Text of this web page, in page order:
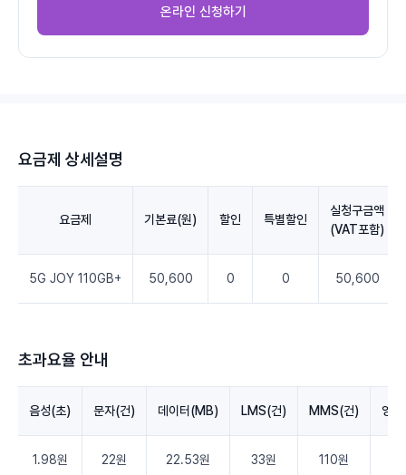
온라인 신청하기
요금제 상세설명
요금제 기본료(원) 할인 특별할인
실청구금액
(VAT포함)
5G JOY 110GB+ 50,600 0 0 50,600
초과요율 안내
음성(초) 문자(건) 데이터(MB) LMS(건) MMS(건) 영
1.98원 22원 22.53원 33원 110원